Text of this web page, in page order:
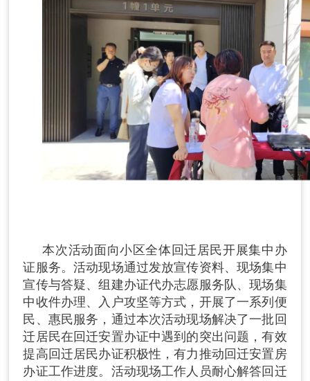
本次活动面向小区全体回迁居民开展集中办
证服务。活动现场通过发放宣传资料、现场集中
宣传与答疑、组建办证代办志愿服务队、现场集
中收件办理、入户攻坚等方式，开展了一系列便
民、惠民服务，通过本次活动现场解决了一批回
迁居民在回迁安置办证中遇到的突出问题，有效
提高回迁居民办证积极性，有力推动回迁安置房
办证工作进度。活动现场工作人员耐心解答回迁